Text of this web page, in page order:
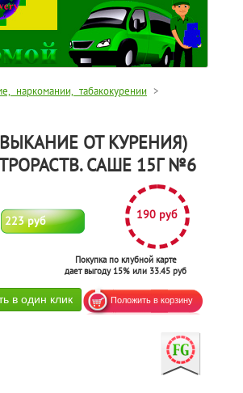
наркомании, табакокурении >
ОТ КУРЕНИЯ)
САШЕ 15Г №6
223 руб 190 руб
Покупка по клубной карте
дает выгоду 15% или 33.45 руб